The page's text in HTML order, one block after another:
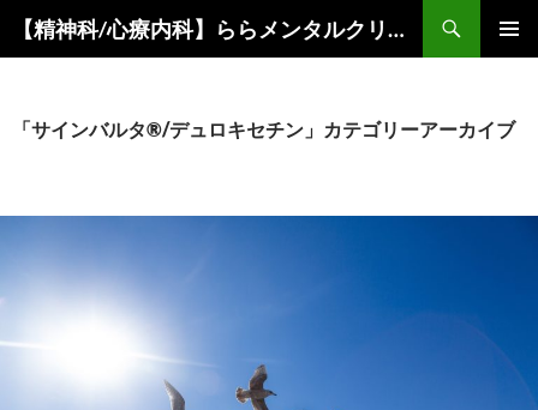
キ
【精神科/心療内科】ららメンタルクリニック
「サインバルタ®/デュロキセチン」カテゴリーアーカイブ